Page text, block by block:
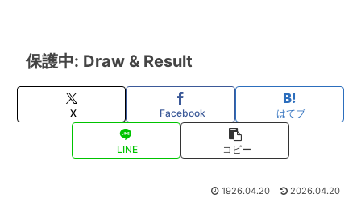
保護中: Draw & Result
X Facebook はてブ
LINE コピー
1926.04.20 2026.04.20